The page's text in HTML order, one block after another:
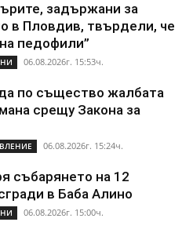
задържани за
в Пловдив, твърдели, че
педофили”
06.08.2026г. 15:53ч.
по същество жалбата
срещу Закона за
06.08.2026г. 15:24ч.
събарянето на 12
в Баба Алино
06.08.2026г. 15:00ч.